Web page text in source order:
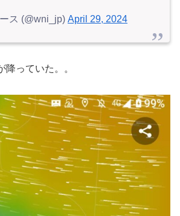
ス (@wni_jp) April 29, 2024
降っていた。。